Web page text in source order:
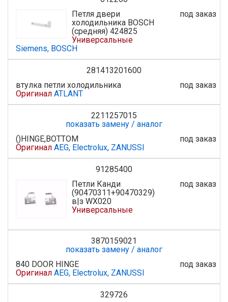
Петля двери
холодильника BOSCH
(средняя) 424825
Универсальные
Siemens, BOSCH
под заказ
281413201600
втулка петли холодильника
Оригинал ATLANT
под заказ
2211257015
показать замену / аналог
()HINGE,BOTTOM
Оригинал AEG, Electrolux, ZANUSSI
под заказ
91285400
Петли Канди
(90470311+90470329)
в|з WX020
Универсальные
под заказ
3870159021
показать замену / аналог
840 DOOR HINGE
Оригинал AEG, Electrolux, ZANUSSI
под заказ
329726